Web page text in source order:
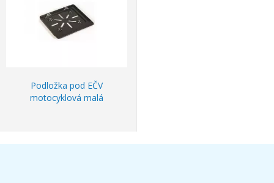
Podložka pod EČV
motocyklová malá